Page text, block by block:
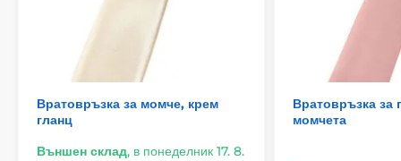
Вратовръзка за момче, крем
гланц
Външен склад, в понеделник 17. 8.
Вратовръзка за
момчета